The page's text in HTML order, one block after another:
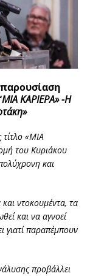
ΜΙΑ ΚΑΡΙΕΡΑ» -Η
«ΜΙΑ
του Κυριάκου
και
και ντοκουμέντα, τα
και να αγνοεί
γιατί παραπέμπουν
προβάλλει